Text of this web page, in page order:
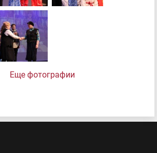
Еще фотографии